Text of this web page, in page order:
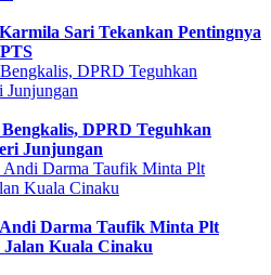
Sari Tekankan Pentingnya
DPRD Teguhkan
Junjungan
Darma Taufik Minta Plt
Kuala Cinaku